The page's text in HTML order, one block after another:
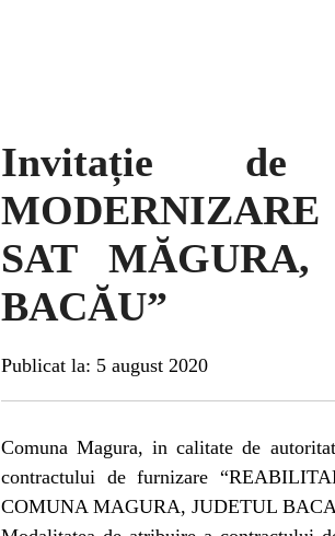
Invitație de
SAT
BACĂU”
Publicat la: 5 august 2020
Comuna Magura, in calitate de
contractului de furnizare
COMUNA MAGURA, JUDETUL